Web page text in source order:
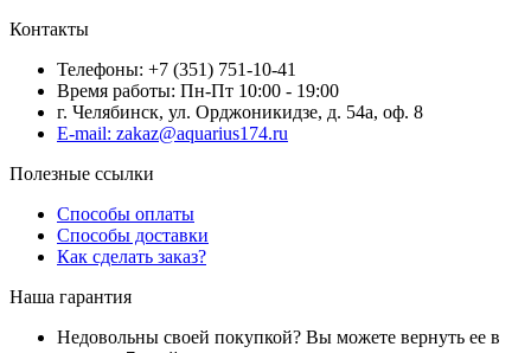
Контакты
Телефоны: +7 (351) 751-10-41
Время работы: Пн-Пт 10:00 - 19:00
г. Челябинск, ул. Орджоникидзе, д. 54а, оф. 8
E-mail: zakaz@aquarius174.ru
Полезные ссылки
Способы оплаты
Способы доставки
Как сделать заказ?
Наша гарантия
Недовольны своей покупкой? Вы можете вернуть ее в